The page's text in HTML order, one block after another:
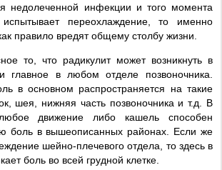
недолеченной инфекции и того момента
испытывает переохлаждение, то именно
правило вредят общему столбу жизни.
то, что радикулит может возникнуть в
в любом отделе позвоночника.
в основном распространяется на такие
шея, нижняя часть позвоночника и т.д. В
движение либо кашель способен
боль в вышеописанных районах. Если же
шейно-плечевого отдела, то здесь в
боль во всей грудной клетке.